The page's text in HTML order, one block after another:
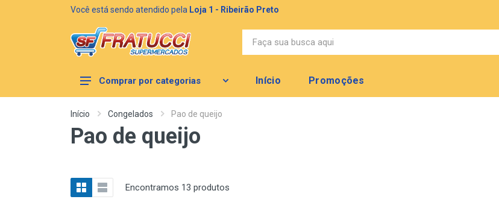
Você está sendo atendido pela Loja 1 - Ribeirão Preto
AÇOUGUE
BAZAR (NOVO)
Comprar por categorias Início Promoções
Início Congelados Pao de queijo
Pao de queijo
Encontramos 13 produtos